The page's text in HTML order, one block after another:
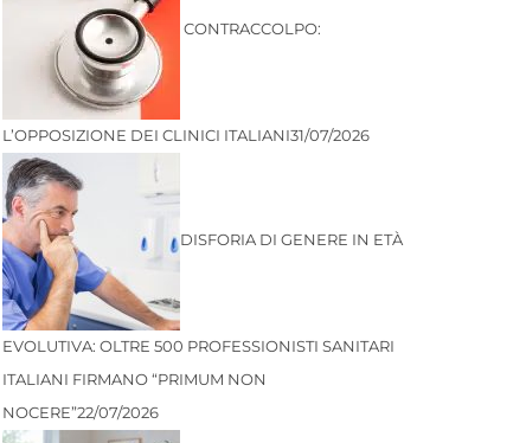
CONTRACCOLPO:
L’OPPOSIZIONE DEI CLINICI ITALIANI31/07/2026
DISFORIA DI GENERE IN ETÀ
EVOLUTIVA: OLTRE 500 PROFESSIONISTI SANITARI
ITALIANI FIRMANO “PRIMUM NON
NOCERE”22/07/2026